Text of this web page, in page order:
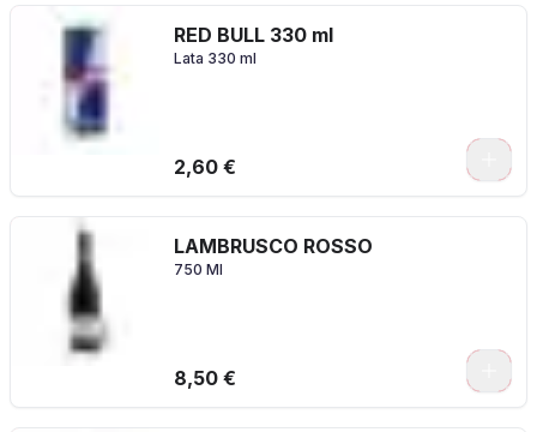
RED BULL 330 ml
Lata 330 ml
2,60 €
LAMBRUSCO ROSSO
750 Ml
8,50 €